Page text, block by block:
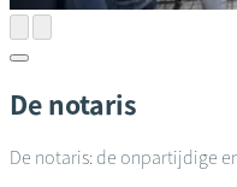
De notaris
De notaris: de onpartijdige